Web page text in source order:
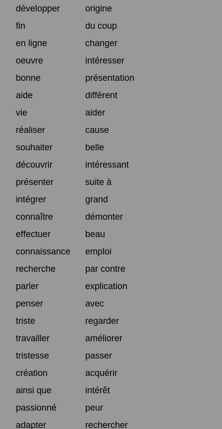
développer
origine
fin
du coup
en ligne
changer
oeuvre
intéresser
bonne
présentation
aide
différent
vie
aider
réaliser
cause
souhaiter
belle
découvrir
intéressant
présenter
suite à
intégrer
grand
connaître
démonter
effectuer
beau
connaissance
emploi
recherche
par contre
parler
explication
penser
avec
triste
regarder
travailler
améliorer
tristesse
passer
création
acquérir
ainsi que
intérêt
passionné
peur
adapter
rechercher